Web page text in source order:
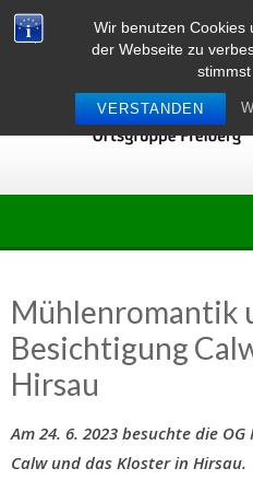
Wir benutzen Cookies
der Webseite zu
stimmst
VERSTANDEN
Skip
to
Mühlenromantik
Besichtigung
Hirsau
Am 24. 6. 2023 besuchte die
Calw und das Kloster in Hirsau.